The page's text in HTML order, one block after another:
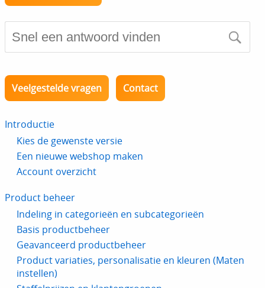
Veelgestelde vragen Contact
Introductie
Kies de gewenste versie
Een nieuwe webshop maken
Account overzicht
Product beheer
Indeling in categorieën en subcategorieën
Basis productbeheer
Geavanceerd productbeheer
Product variaties, personalisatie en kleuren (Maten
instellen)